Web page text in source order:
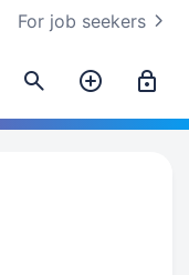
For job seekers